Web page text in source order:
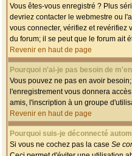
Vous êtes-vous enregistré ? Plus
devriez contacter le webmestre ou
vous connecter, vérifiez et revérifiez
du forum; il se peut que le forum ait
Revenir en haut de page
Pourquoi n'ai-je pas besoin de
Vous pouvez ne pas en avoir
l'enregistrement vous donnera
amis, l'inscription à un groupe
Revenir en haut de page
Pourquoi suis-je déconnecté
Si vous ne cochez pas la case Se